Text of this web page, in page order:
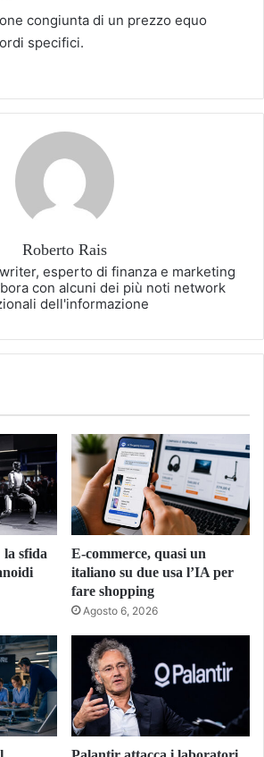
congiunta di un prezzo equo
specifici.
Roberto Rais
esperto di finanza e marketing
con alcuni dei più noti network
dell'informazione
sfida
E-commerce, quasi un
italiano su due usa l’IA per
fare shopping
Agosto 6, 2026